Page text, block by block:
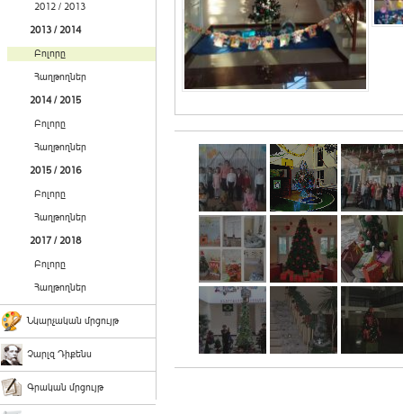
2012 / 2013
2013 / 2014
Բոլորը
Հաղթողներ
2014 / 2015
Բոլորը
Հաղթողներ
2015 / 2016
Բոլորը
Հաղթողներ
2017 / 2018
Բոլորը
Հաղթողներ
Նկարչական մրցույթ
Չարլզ Դիքենս
Գրական մրցույթ